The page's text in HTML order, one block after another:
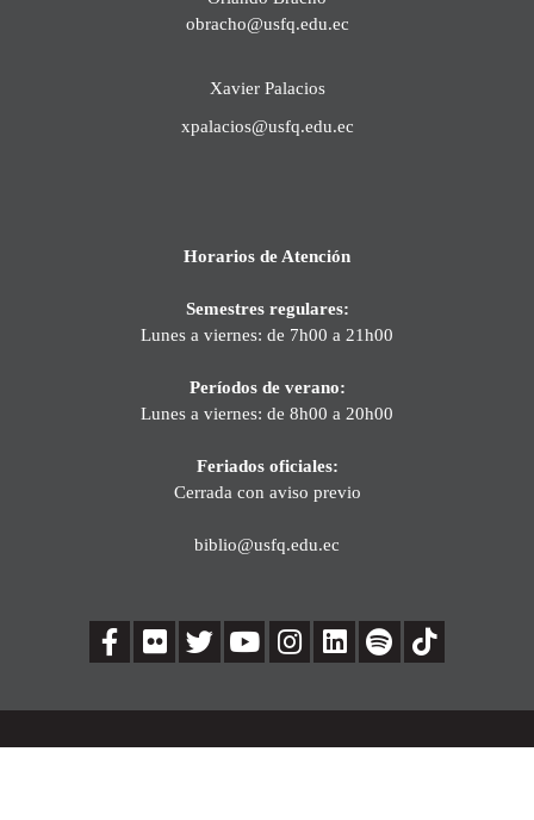
obracho@usfq.edu.ec
Xavier Palacios
xpalacios@usfq.edu.ec
Horarios de Atención
Semestres regulares:
Lunes a viernes: de 7h00 a 21h00
Períodos de verano:
Lunes a viernes: de 8h00 a 20h00
Feriados oficiales:
Cerrada con aviso previo
biblio@usfq.edu.ec